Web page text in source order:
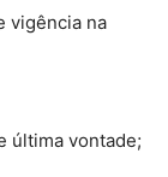
vigência na
última vontade;